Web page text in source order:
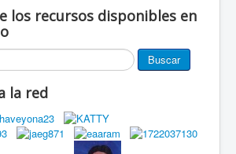
red
los recursos disponibles en
Buscar
la red